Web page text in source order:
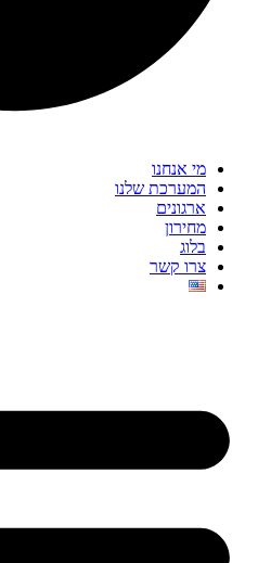
מי אנחנו
המערכת שלנו
ארגונים
מחירון
בלוג
צרו קשר